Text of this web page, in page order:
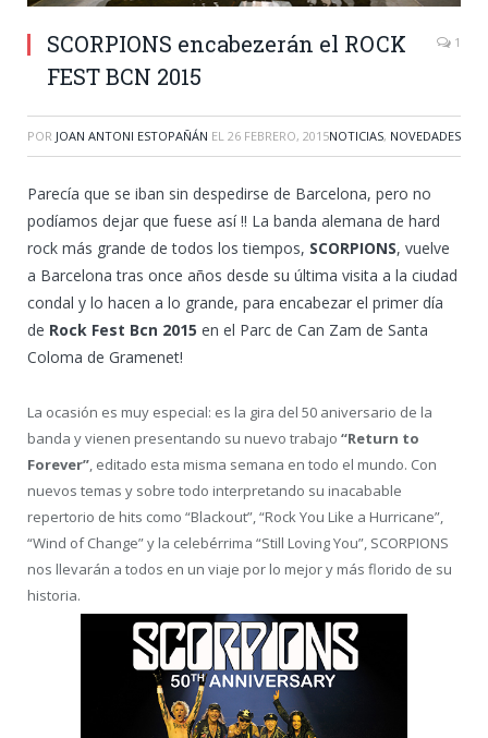
SCORPIONS encabezerán el ROCK
FEST BCN 2015
1
POR JOAN ANTONI ESTOPAÑÁN EL 26 FEBRERO, 2015NOTICIAS, NOVEDADES
Parecía que se iban sin despedirse de Barcelona, pero no
podíamos dejar que fuese así !! La banda alemana de hard
rock más grande de todos los tiempos, SCORPIONS, vuelve
a Barcelona tras once años desde su última visita a la ciudad
condal y lo hacen a lo grande, para encabezar el primer día
de Rock Fest Bcn 2015 en el Parc de Can Zam de Santa
Coloma de Gramenet!
La ocasión es muy especial: es la gira del 50 aniversario de la
banda y vienen presentando su nuevo trabajo “Return to
Forever”, editado esta misma semana en todo el mundo. Con
nuevos temas y sobre todo interpretando su inacabable
repertorio de hits como “Blackout”, “Rock You Like a Hurricane”,
“Wind of Change” y la celebérrima “Still Loving You”, SCORPIONS
nos llevarán a todos en un viaje por lo mejor y más florido de su
historia.